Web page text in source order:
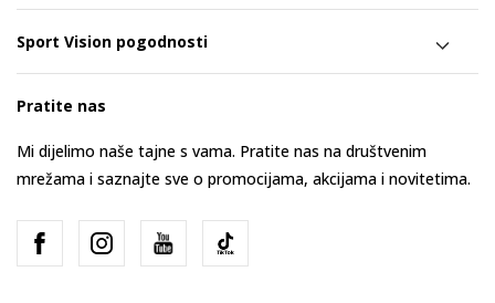
Sport Vision pogodnosti
Pratite nas
Mi dijelimo naše tajne s vama. Pratite nas na društvenim
mrežama i saznajte sve o promocijama, akcijama i novitetima.